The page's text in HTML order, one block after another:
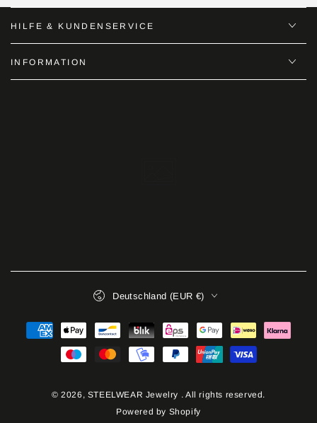
HILFE & KUNDENSERVICE
INFORMATION
© 2026, STEELWEAR Jewelry . All rights reserved.
Powered by Shopify
Deutschland (EUR €)
Zahlungsmöglichkeiten